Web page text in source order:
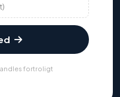
fortroligt